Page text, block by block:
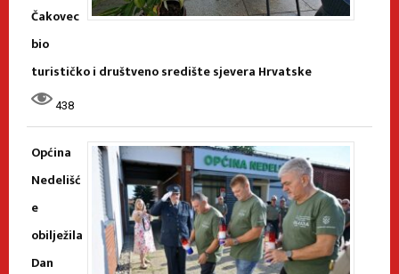
Čakovec
bio
turističko i društveno središte sjevera Hrvatske
438
Općina
Nedelišć
e
obilježila
Dan